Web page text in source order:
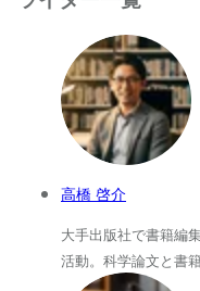
高橋 啓介
大手出版社で書籍編
活動。科学論文と書